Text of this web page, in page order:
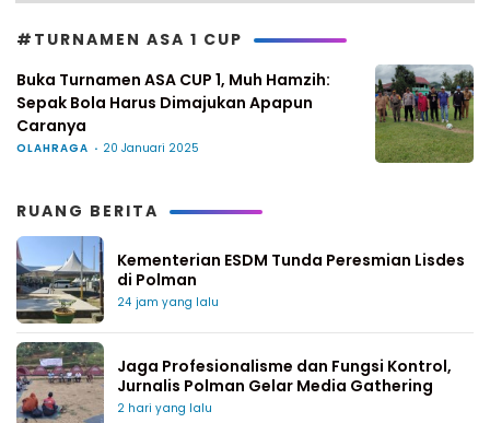
#TURNAMEN ASA 1 CUP
Buka Turnamen ASA CUP 1, Muh Hamzih:
Sepak Bola Harus Dimajukan Apapun
Caranya
OLAHRAGA 20 Januari 2025
RUANG BERITA
Kementerian ESDM Tunda Peresmian Lisdes
di Polman
24 jam yang lalu
Jaga Profesionalisme dan Fungsi Kontrol,
Jurnalis Polman Gelar Media Gathering
2 hari yang lalu